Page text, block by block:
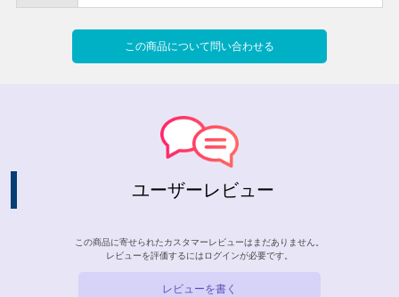
この商品について問い合わせる
ユーザーレビュー
この商品に寄せられたカスタマーレビューはまだありません。
レビューを評価するには ログインが必要です。
レビューを書く